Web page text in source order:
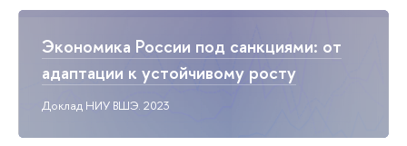
Экономика России под санкциями: от
адаптации к устойчивому росту
Доклад НИУ ВШЭ. 2023